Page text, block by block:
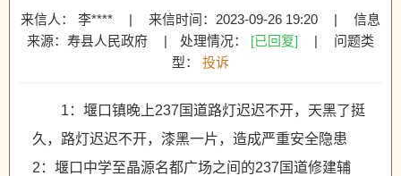
来信人： 李**** | 来信时间：2023-09-26 19:20 |
信息
来源：寿县人民政府
| 处理情况： [已回复] |
问题类
型：
投诉
1：堰口镇晚上237国道路灯迟迟不开，天黑了挺
久，路灯迟迟不开，漆黑一片，造成严重安全隐患
2：堰口中学至晶源名都广场之间的237国道修建辅